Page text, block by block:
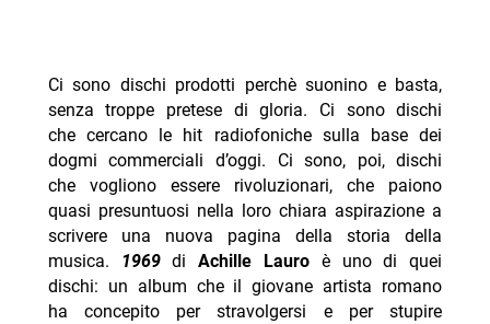
Ci sono dischi prodotti perchè suonino e basta,
senza troppe pretese di gloria. Ci sono dischi
che cercano le hit radiofoniche sulla base dei
dogmi commerciali d’oggi. Ci sono, poi, dischi
che vogliono essere rivoluzionari, che paiono
quasi presuntuosi nella loro chiara aspirazione a
scrivere una nuova pagina della storia della
musica.
1969diAchille Lauro è uno di quei
dischi: un album che il giovane artista romano
ha concepito per stravolgersi e per stupire